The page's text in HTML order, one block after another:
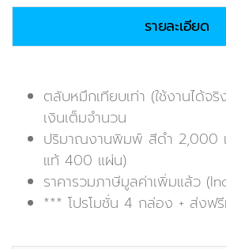
รายละเอียด
ตลับหมึกเทียบเท่า (ใช้งานได้จ
เงินเต็มจำนวน
ปริมาณงานพิมพ์ สีดำ 2,000
แท้ 400 แผ่น)
ราคารวมภาษีมูลค่าเพิ่มแล้ว
*** โปรโมชั่น 4 กล่อง + ส่งฟ